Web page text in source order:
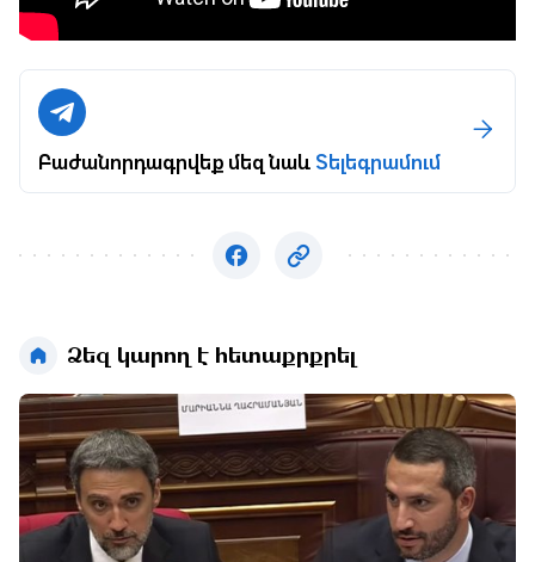
Բաժանորդագրվեք մեզ նաևՏելեգրամում
Ձեզ կարող է հետաքրքրել